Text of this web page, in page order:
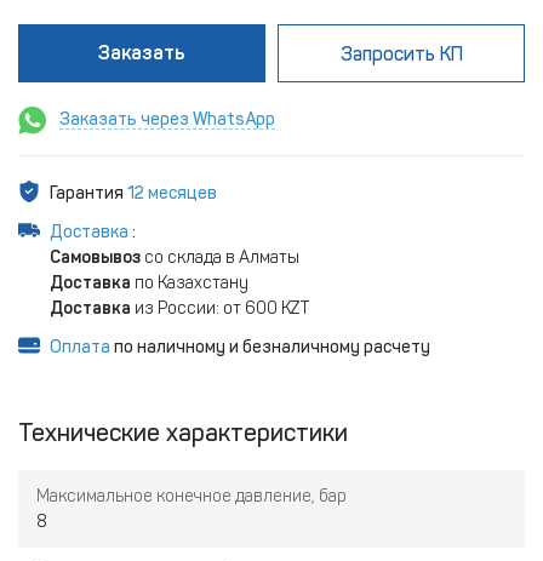
Заказать Запросить КП
Заказать через WhatsApp
Гарантия 12 месяцев
Доставка :
Самовывоз со склада в Алматы
Доставка по Казахстану
Доставка из России: от 600 KZT
Оплата по наличному и безналичному расчету
Технические характеристики
Максимальное конечное давление, бар
8